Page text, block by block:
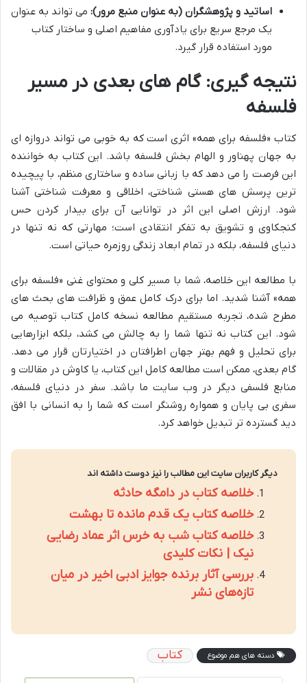
اساتید و پژوهشگران (به عنوان منبع مرور): می تواند به عنوان
یک مرجع سریع برای یادآوری مفاهیم اصلی و ساختار کتاب
مورد استفاده قرار گیرد.
نتیجه گیری: گام های بعدی در مسیر
فلسفه
کتاب «فلسفه برای همه» اثری است که به خوبی می تواند دروازه ای
به جهان پهناور و الهام بخش فلسفه باشد. این کتاب به خواننده
این فرصت را می دهد که با زبانی ساده و ساختاری منظم، با پیچیده
ترین پرسش های هستی شناختی، اخلاقی و معرفت شناختی آشنا
شود. ارزش اصلی این اثر در توانایی آن برای بیدار کردن حس
کنجکاوی و تشویق به تفکر انتقادی است؛ مهارتی که نه تنها در
دنیای فلسفه، بلکه در تمام ابعاد زندگی روزمره حیاتی است.
با مطالعه این خلاصه، شما با مسیر کلی و محتوای غنی «فلسفه برای
همه» آشنا شدید. اما برای درک کامل عمق و ظرافت های بحث های
مطرح شده، تجربه مستقیم مطالعه نسخه کامل کتاب توصیه می
شود. این کتاب نه تنها شما را به چالش می کشد، بلکه ابزارهایی
برای تحلیل و فهم بهتر جهان اطرافتان در اختیارتان قرار می دهد.
گام بعدی، ممکن است مطالعه کامل این کتاب، یا کاوش در مقالات و
منابع فلسفی دیگر در وب سایت ما باشد. سفر در دنیای فلسفه،
سفری بی پایان و همواره روشنگر است که شما را به انسانی با افق
دید گسترده تر تبدیل خواهد کرد.
دیگر کاربران سایت این مطالب را نیز دوست داشته اند
خلاصه کتاب در دامگه حادثه
خلاصه کتاب یک قدم مانده تا بهشت
خلاصه کتاب شب به خرس اثر عماد رضایی
نیک | نکات کلیدی
بررسی آثار برنده جوایز ادبی اخیر در میان
تازه‌های نشر
دسته های هم موضوع کتاب